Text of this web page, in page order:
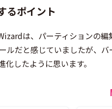
るポイント
は、パーティションの編
ルだと感じていましたが、
化したように思います。